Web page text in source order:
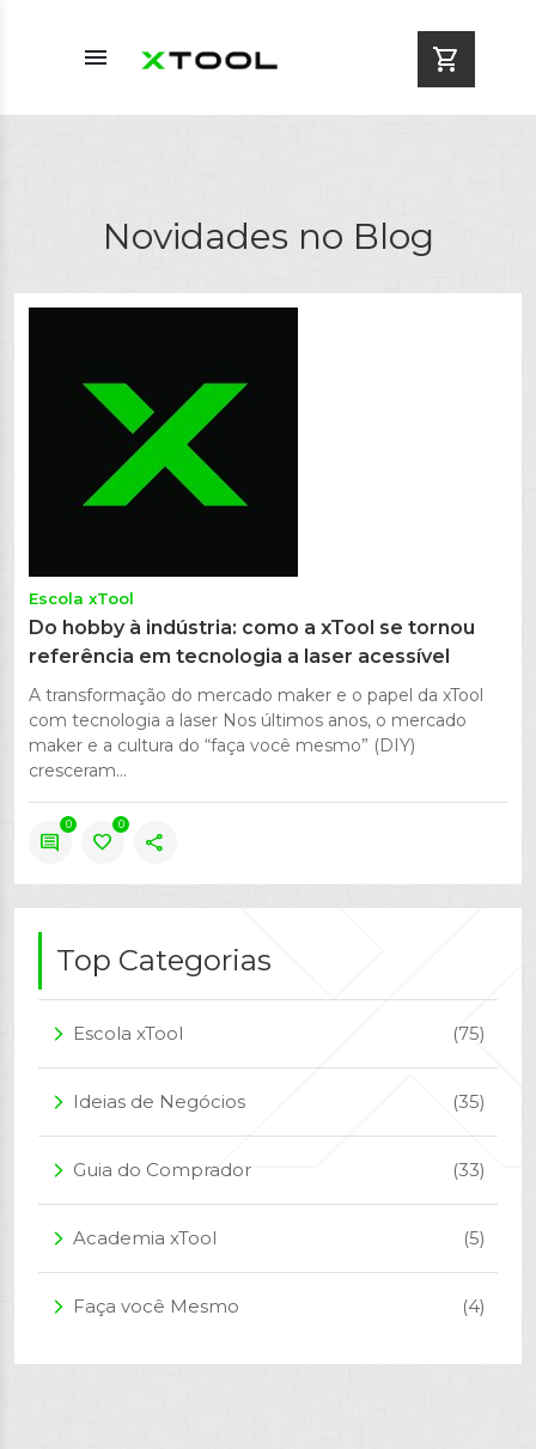
menu shopping_cart
Novidades no Blog
Escola xTool
Do hobby à indústria: como a xTool se tornou
referência em tecnologia a laser acessível
A transformação do mercado maker e o papel da xTool
com tecnologia a laser Nos últimos anos, o mercado
maker e a cultura do “faça você mesmo” (DIY)
cresceram...
comment
0
favorite
0
share
Top Categorias
arrow_forward_ios Escola xTool (75)
arrow_forward_ios Ideias de Negócios (35)
arrow_forward_ios Guia do Comprador (33)
arrow_forward_ios Academia xTool (5)
arrow_forward_ios Faça você Mesmo (4)